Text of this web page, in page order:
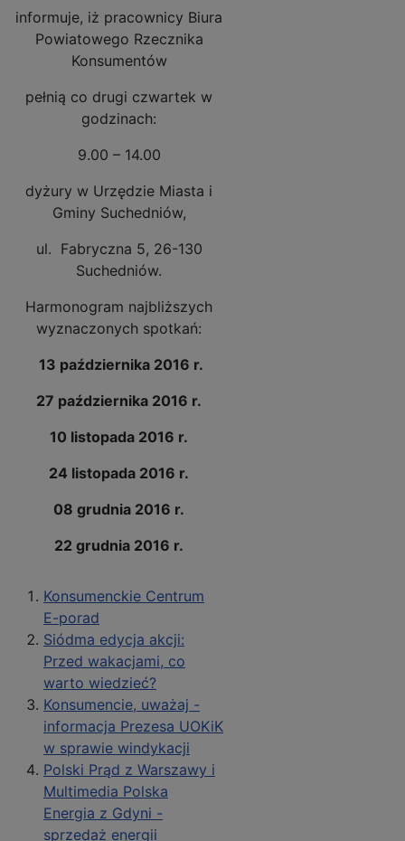
informuje, iż pracownicy Biura
Powiatowego Rzecznika
Konsumentów
pełnią co drugi czwartek w
godzinach:
9.00 – 14.00
dyżury w Urzędzie Miasta i
Gminy Suchedniów,
ul. Fabryczna 5, 26-130
Suchedniów.
Harmonogram najbliższych
wyznaczonych spotkań:
13 października 2016 r.
27 października 2016 r.
10 listopada 2016 r.
24 listopada 2016 r.
08 grudnia 2016 r.
22 grudnia 2016 r.
Konsumenckie Centrum
E-porad
Siódma edycja akcji:
Przed wakacjami, co
warto wiedzieć?
Konsumencie, uważaj -
informacja Prezesa UOKiK
w sprawie windykacji
Polski Prąd z Warszawy i
Multimedia Polska
Energia z Gdyni -
sprzedaż energii